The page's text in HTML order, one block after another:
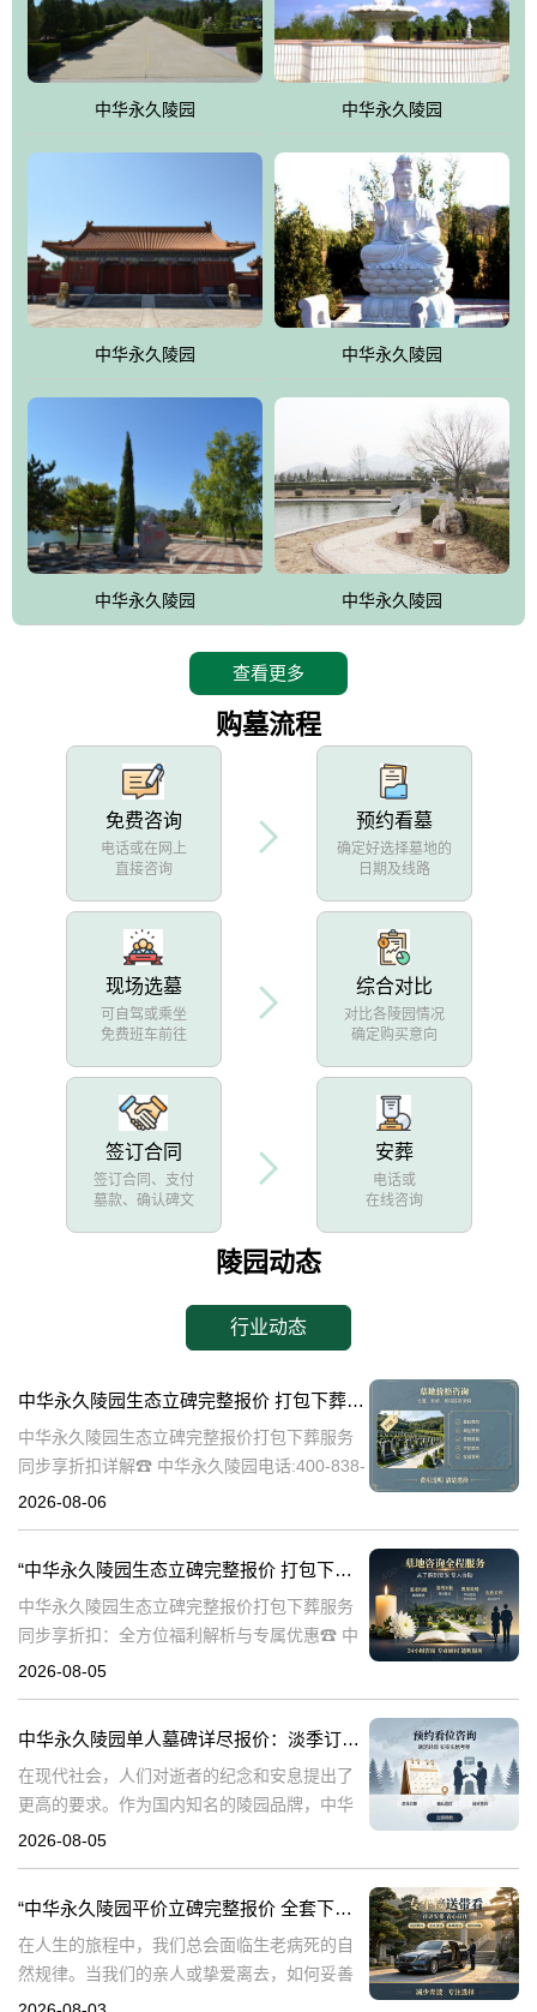
体吸取现代园林艺术之精华
中华永久陵园 中华永久陵园
中华永久陵园 中华永久陵园
中华永久陵园 中华永久陵园
查看更多
购墓流程
免费咨询
电话或在网上
直接咨询
预约看墓
确定好选择墓地的
日期及线路
现场选墓
可自驾或乘坐
免费班车前往
综合对比
对比各陵园情况
确定购买意向
签订合同
签订合同、支付
墓款、确认碑文
安葬
电话或
在线咨询
陵园动态
行业动态
中华永久陵园生态立碑完整报价 打包下葬服务同步享折扣详解
中华永久陵园生态立碑完整报价打包下葬服务
同步享折扣详解☎ 中华永久陵园电话:400-838-
5063在现代社会，人们对死亡和身后事的规划
2026-08-06
“中华永久陵园生态立碑完整报价 打包下葬服务同步享折扣：全方位福利解析与专属优惠”
中华永久陵园生态立碑完整报价打包下葬服务
同步享折扣：全方位福利解析与专属优惠☎ 中
华永久陵园电话:400-838-5063在现代社会，人
2026-08-05
中华永久陵园单人墓碑详尽报价：淡季订购享数千元优惠
在现代社会，人们对逝者的纪念和安息提出了
更高的要求。作为国内知名的陵园品牌，中华
永久陵园提供多种单人墓碑选择，以满足不同
2026-08-05
“中华永久陵园平价立碑完整报价 全套下葬流程打包降价”
在人生的旅程中，我们总会面临生老病死的自
然规律。当我们的亲人或挚爱离去，如何妥善
安排他们的身后事，成为每个家庭必须面对的